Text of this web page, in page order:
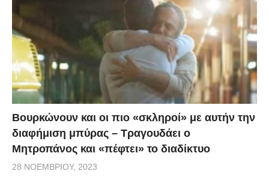
Βουρκώνουν και οι πιο «σκληροί» με αυτήν την
διαφήμιση μπύρας – Τραγουδάει ο
Μητροπάνος και «πέφτει» το διαδίκτυο
28 ΝΟΕΜΒΡΊΟΥ, 2023